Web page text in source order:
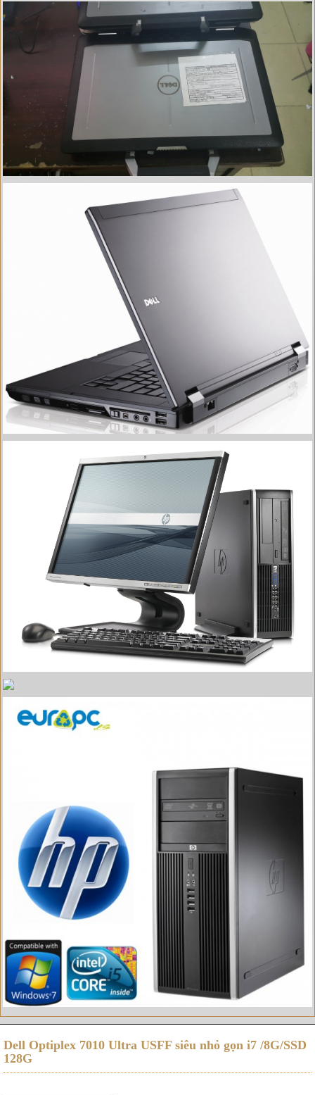
Dell Optiplex 7010 Ultra USFF siêu nhỏ gọn i7 /8G/SSD
128G